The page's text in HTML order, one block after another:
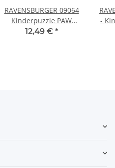
RAVENSBURGER 09064
Kinderpuzzle PAW
Heldenhafte Hunde
12,49 € *
-